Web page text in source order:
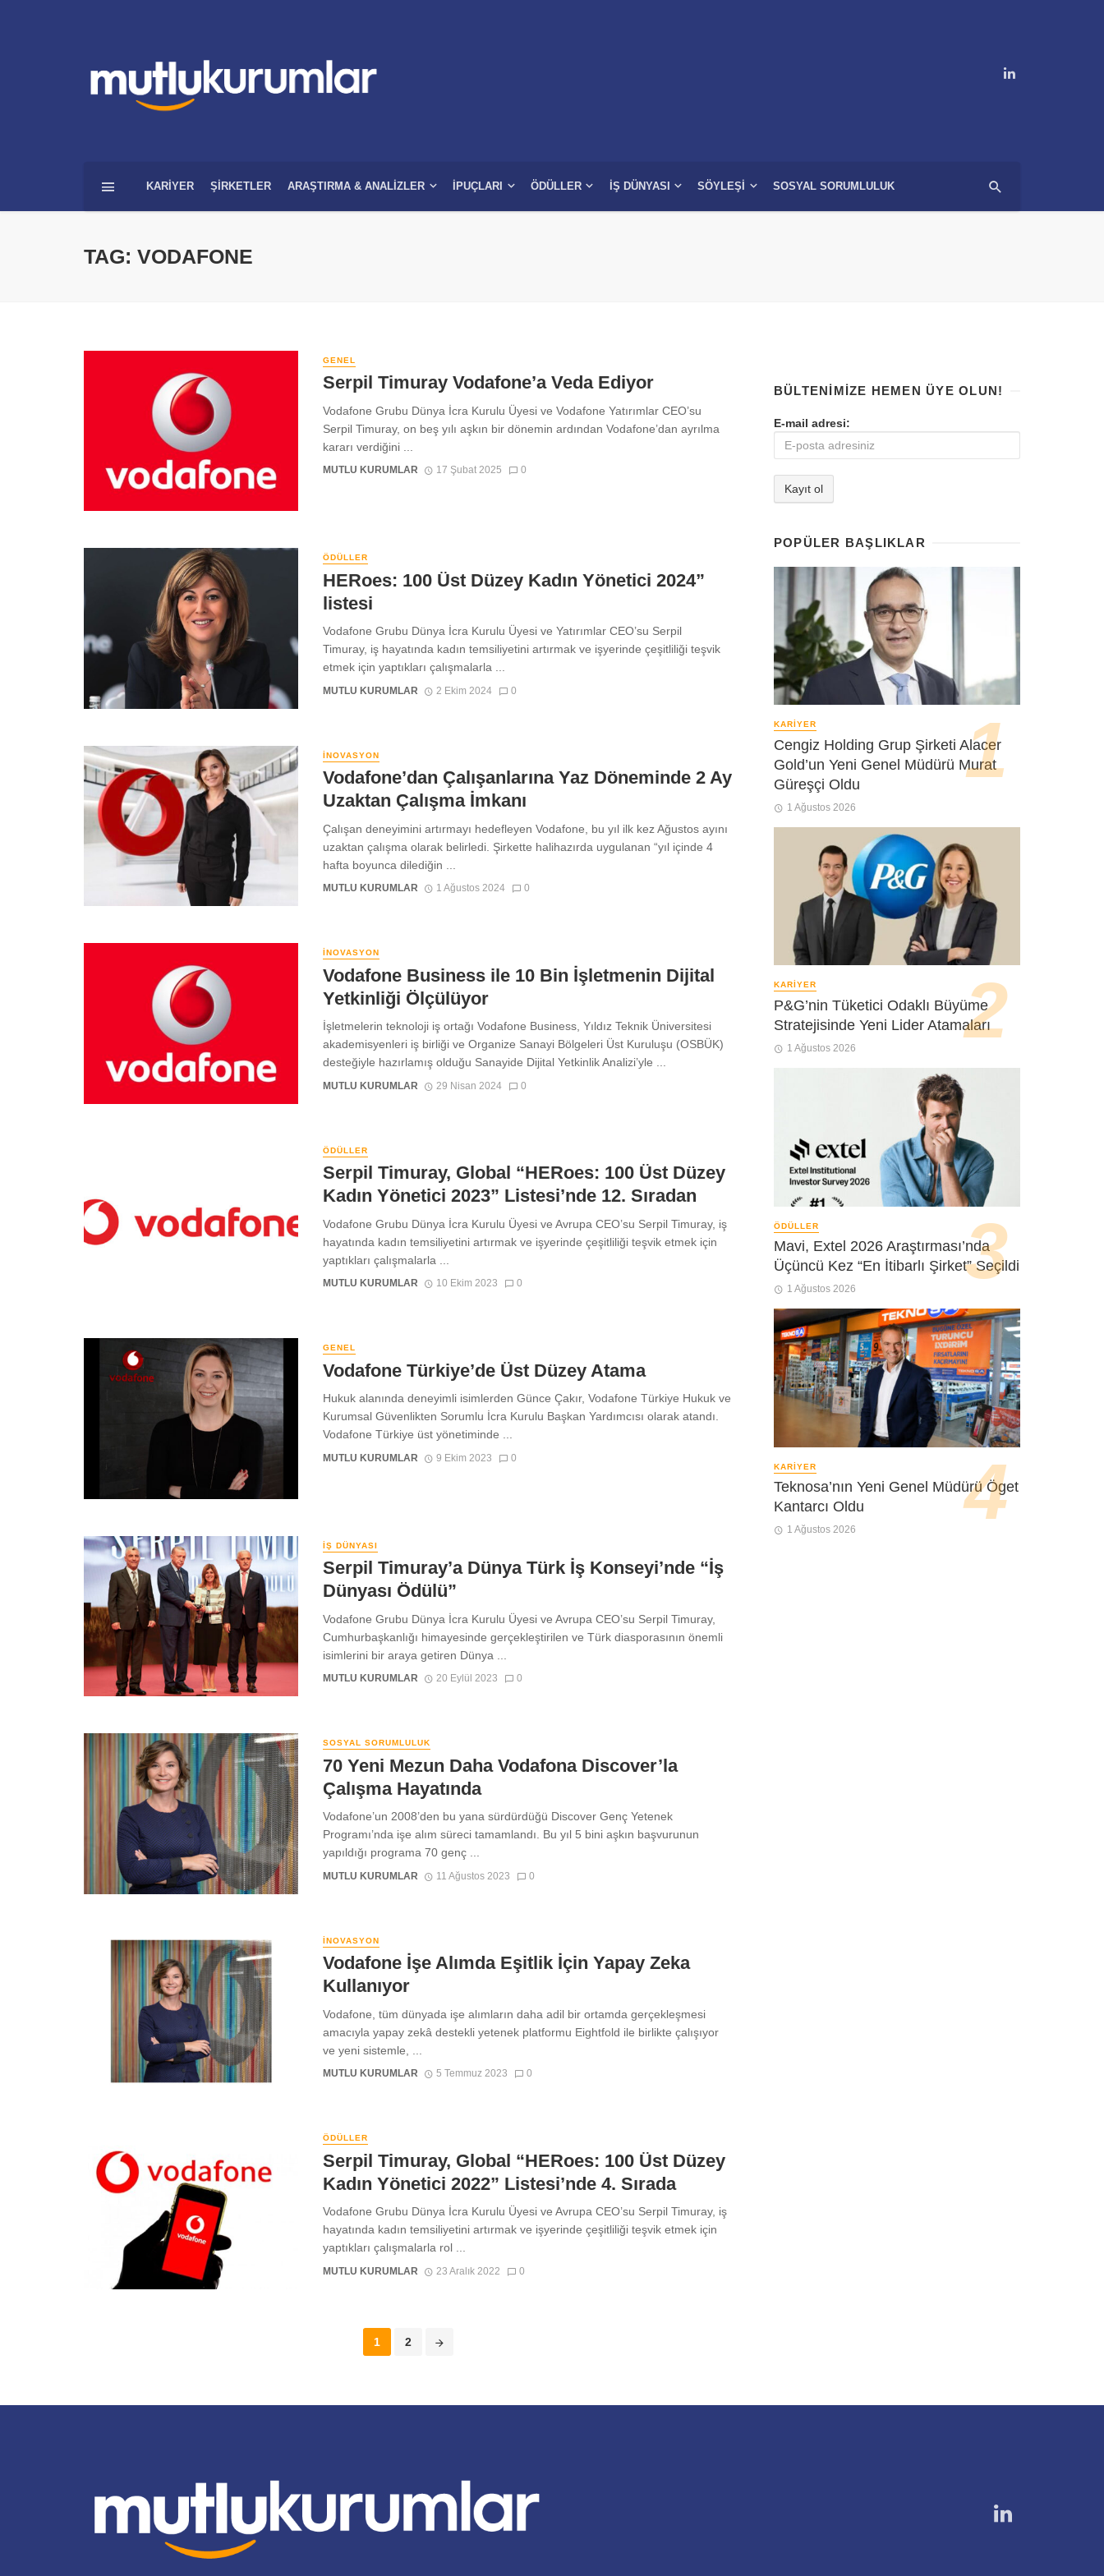
KARIYER ŞIRKETLER ARAŞTIRMA & ANALIZLER İPUÇLARI ÖDÜLLER İŞ DÜNYASI SÖYLEŞI SOSYAL SORUMLULUK
TAG: VODAFONE
GENEL
Serpil Timuray Vodafone’a Veda Ediyor
Vodafone Grubu Dünya İcra Kurulu Üyesi ve Vodafone Yatırımlar CEO’su
Serpil Timuray, on beş yılı aşkın bir dönemin ardından Vodafone’dan ayrılma
kararı verdiğini ...
MUTLU KURUMLAR 17 Şubat 2025 0
ÖDÜLLER
HERoes: 100 Üst Düzey Kadın Yönetici 2024”
listesi
Vodafone Grubu Dünya İcra Kurulu Üyesi ve Yatırımlar CEO’su Serpil
Timuray, iş hayatında kadın temsiliyetini artırmak ve işyerinde çeşitliliği teşvik
etmek için yaptıkları çalışmalarla ...
MUTLU KURUMLAR 2 Ekim 2024 0
İNOVASYON
Vodafone’dan Çalışanlarına Yaz Döneminde 2 Ay
Uzaktan Çalışma İmkanı
Çalışan deneyimini artırmayı hedefleyen Vodafone, bu yıl ilk kez Ağustos ayını
uzaktan çalışma olarak belirledi. Şirkette halihazırda uygulanan “yıl içinde 4
hafta boyunca dilediğin ...
MUTLU KURUMLAR 1 Ağustos 2024 0
İNOVASYON
Vodafone Business ile 10 Bin İşletmenin Dijital
Yetkinliği Ölçülüyor
İşletmelerin teknoloji iş ortağı Vodafone Business, Yıldız Teknik Üniversitesi
akademisyenleri iş birliği ve Organize Sanayi Bölgeleri Üst Kuruluşu (OSBÜK)
desteğiyle hazırlamış olduğu Sanayide Dijital Yetkinlik Analizi’yle ...
MUTLU KURUMLAR 29 Nisan 2024 0
ÖDÜLLER
Serpil Timuray, Global “HERoes: 100 Üst Düzey
Kadın Yönetici 2023” Listesi’nde 12. Sıradan
Vodafone Grubu Dünya İcra Kurulu Üyesi ve Avrupa CEO’su Serpil Timuray, iş
hayatında kadın temsiliyetini artırmak ve işyerinde çeşitliliği teşvik etmek için
yaptıkları çalışmalarla ...
MUTLU KURUMLAR 10 Ekim 2023 0
GENEL
Vodafone Türkiye’de Üst Düzey Atama
Hukuk alanında deneyimli isimlerden Günce Çakır, Vodafone Türkiye Hukuk ve
Kurumsal Güvenlikten Sorumlu İcra Kurulu Başkan Yardımcısı olarak atandı.
Vodafone Türkiye üst yönetiminde ...
MUTLU KURUMLAR 9 Ekim 2023 0
İŞ DÜNYASI
Serpil Timuray’a Dünya Türk İş Konseyi’nde “İş
Dünyası Ödülü”
Vodafone Grubu Dünya İcra Kurulu Üyesi ve Avrupa CEO’su Serpil Timuray,
Cumhurbaşkanlığı himayesinde gerçekleştirilen ve Türk diasporasının önemli
isimlerini bir araya getiren Dünya ...
MUTLU KURUMLAR 20 Eylül 2023 0
SOSYAL SORUMLULUK
70 Yeni Mezun Daha Vodafona Discover’la
Çalışma Hayatında
Vodafone’un 2008’den bu yana sürdürdüğü Discover Genç Yetenek
Programı’nda işe alım süreci tamamlandı. Bu yıl 5 bini aşkın başvurunun
yapıldığı programa 70 genç ...
MUTLU KURUMLAR 11 Ağustos 2023 0
İNOVASYON
Vodafone İşe Alımda Eşitlik İçin Yapay Zeka
Kullanıyor
Vodafone, tüm dünyada işe alımların daha adil bir ortamda gerçekleşmesi
amacıyla yapay zekâ destekli yetenek platformu Eightfold ile birlikte çalışıyor
ve yeni sistemle, ...
MUTLU KURUMLAR 5 Temmuz 2023 0
ÖDÜLLER
Serpil Timuray, Global “HERoes: 100 Üst Düzey
Kadın Yönetici 2022” Listesi’nde 4. Sırada
Vodafone Grubu Dünya İcra Kurulu Üyesi ve Avrupa CEO’su Serpil Timuray, iş
hayatında kadın temsiliyetini artırmak ve işyerinde çeşitliliği teşvik etmek için
yaptıkları çalışmalarla rol ...
MUTLU KURUMLAR 23 Aralık 2022 0
1 2
BÜLTENIMIZE HEMEN ÜYE OLUN!
E-mail adresi:
POPÜLER BAŞLIKLAR
KARIYER
Cengiz Holding Grup Şirketi Alacer
Gold’un Yeni Genel Müdürü Murat
Güreşçi Oldu
1 Ağustos 2026
KARIYER
P&G’nin Tüketici Odaklı Büyüme
Stratejisinde Yeni Lider Atamaları
1 Ağustos 2026
ÖDÜLLER
Mavi, Extel 2026 Araştırması’nda
Üçüncü Kez “En İtibarlı Şirket” Seçildi
1 Ağustos 2026
KARIYER
Teknosa’nın Yeni Genel Müdürü Öget
Kantarcı Oldu
1 Ağustos 2026